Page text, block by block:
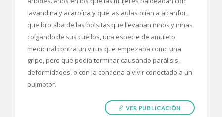
lavandina y acaroína y que las aulas olían a alcanfor,
que brotaba de las bolsitas que llevaban niños y niñas
colgando de sus cuellos, una especie de amuleto
medicinal contra un virus que empezaba como una
gripe, pero que podía terminar causando parálisis,
deformidades, o con la condena a vivir conectado a un
pulmotor.
VER PUBLICACIÓN